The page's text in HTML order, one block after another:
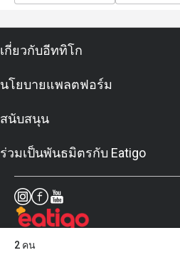
2 คน
เกี่ยวกับอีททิโก
นโยบายแพลตฟอร์ม
สนับสนุน
ร่วมเป็นพันธมิตรกับ Eatigo